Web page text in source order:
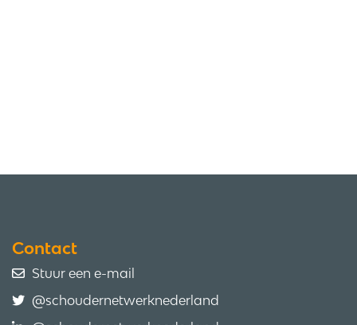
Contact
Stuur een e-mail
@schoudernetwerknederland